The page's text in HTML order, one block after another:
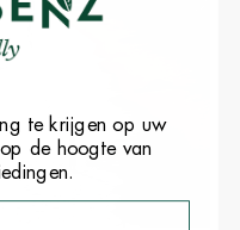
te krijgen op uw
de hoogte van